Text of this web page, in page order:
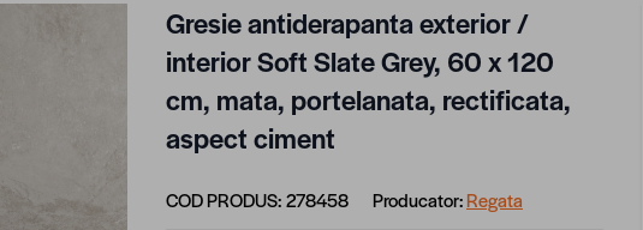
Gresie antiderapanta exterior /
interior Soft Slate Grey, 60 x 120
cm, mata, portelanata, rectificata,
aspect ciment
COD PRODUS:278458 Producator:Regata